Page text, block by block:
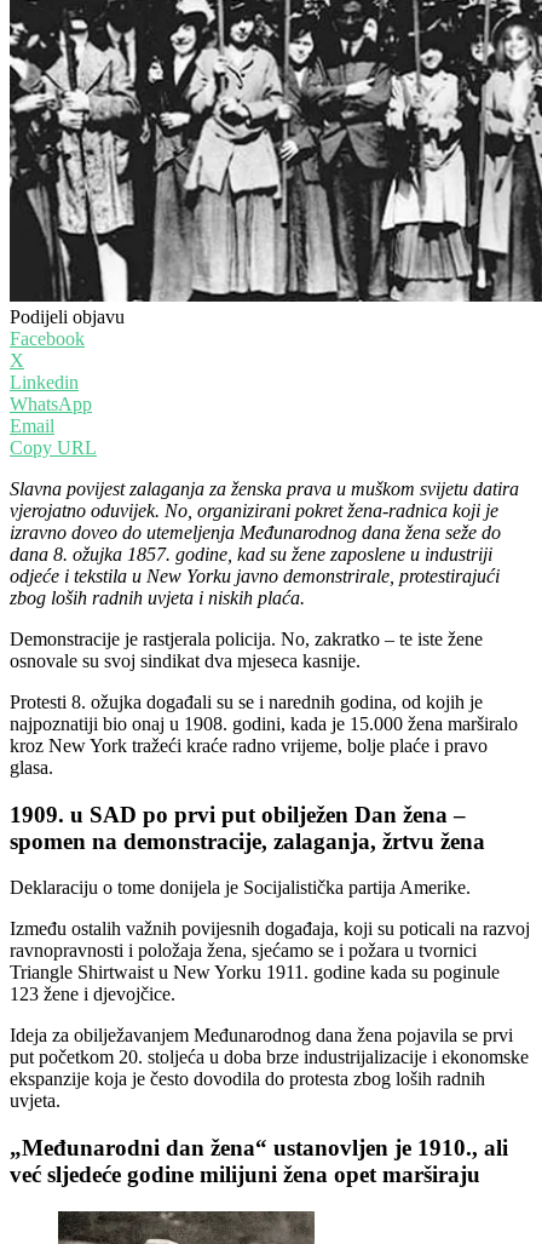
Podijeli objavu
Facebook
X
Linkedin
WhatsApp
Email
Copy URL
Slavna povijest zalaganja za ženska prava u muškom svijetu datira
vjerojatno oduvijek. No, organizirani pokret žena-radnica koji je
izravno doveo do utemeljenja Međunarodnog dana žena seže do
dana 8. ožujka 1857. godine, kad su žene zaposlene u industriji
odjeće i tekstila u New Yorku javno demonstrirale, protestirajući
zbog loših radnih uvjeta i niskih plaća.
Demonstracije je rastjerala policija. No, zakratko – te iste žene
osnovale su svoj sindikat dva mjeseca kasnije.
Protesti 8. ožujka događali su se i narednih godina, od kojih je
najpoznatiji bio onaj u 1908. godini, kada je 15.000 žena marširalo
kroz New York tražeći kraće radno vrijeme, bolje plaće i pravo
glasa.
1909. u SAD po prvi put obilježen Dan žena –
spomen na demonstracije, zalaganja, žrtvu žena
Deklaraciju o tome donijela je Socijalistička partija Amerike.
Između ostalih važnih povijesnih događaja, koji su poticali na razvoj
ravnopravnosti i položaja žena, sjećamo se i požara u tvornici
Triangle Shirtwaist u New Yorku 1911. godine kada su poginule
123 žene i djevojčice.
Ideja za obilježavanjem Međunarodnog dana žena pojavila se prvi
put početkom 20. stoljeća u doba brze industrijalizacije i ekonomske
ekspanzije koja je često dovodila do protesta zbog loših radnih
uvjeta.
„Međunarodni dan žena“ ustanovljen je 1910., ali
već sljedeće godine milijuni žena opet marširaju